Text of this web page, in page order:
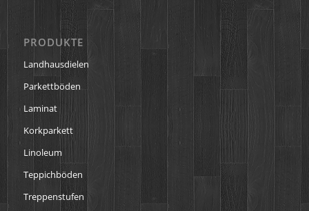
PRODUKTE
Landhausdielen
Parkettböden
Laminat
Korkparkett
Linoleum
Teppichböden
Treppenstufen